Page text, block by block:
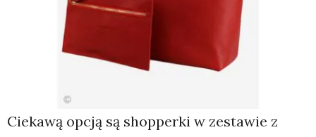
Ciekawą opcją są shopperki w zestawie z